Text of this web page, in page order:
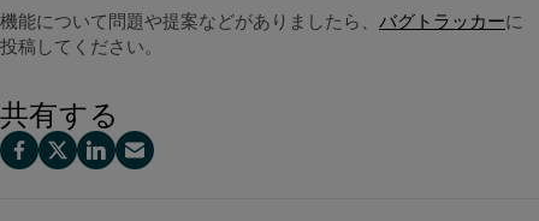
機能について問題や提案などがありましたら、 バグトラッカーに
投稿してください。
共有する